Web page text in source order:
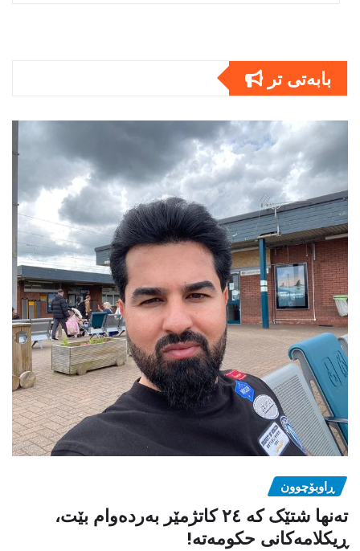
بابەتى تر
ڕاوبۆچوون
تەنها شتێک کە ٢٤ کاتژمێر بەردەوام بێت،
ڕیکلامەکانی حکومەتە!